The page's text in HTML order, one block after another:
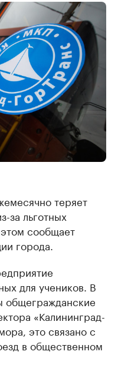
теряет
за льготных
сообщает
города.
для учеников. В
общегражданские
«Калининград-
это связано с
в общественном